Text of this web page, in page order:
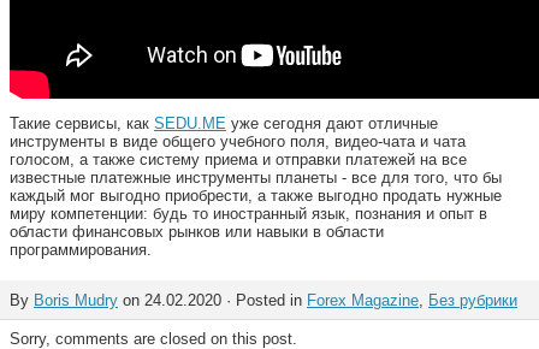
Такие сервисы, как SEDU.ME уже сегодня дают отличные
инструменты в виде общего учебного поля, видео-чата и чата
голосом, а также систему приема и отправки платежей на все
известные платежные инструменты планеты - все для того, что бы
каждый мог выгодно приобрести, а также выгодно продать нужные
миру компетенции: будь то иностранный язык, познания и опыт в
области финансовых рынков или навыки в области
программирования.
By Boris Mudry on 24.02.2020 · Posted in Forex Magazine Без рубрики
Sorry, comments are closed on this post.